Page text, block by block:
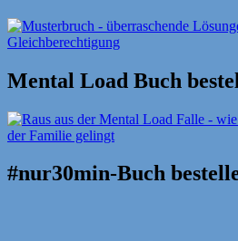
Mental Load Buch
#nur30min-Buch